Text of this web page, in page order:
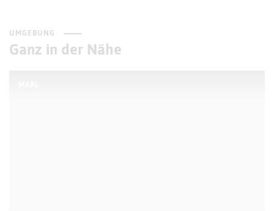
UMGEBUNG
Ganz in der Nähe